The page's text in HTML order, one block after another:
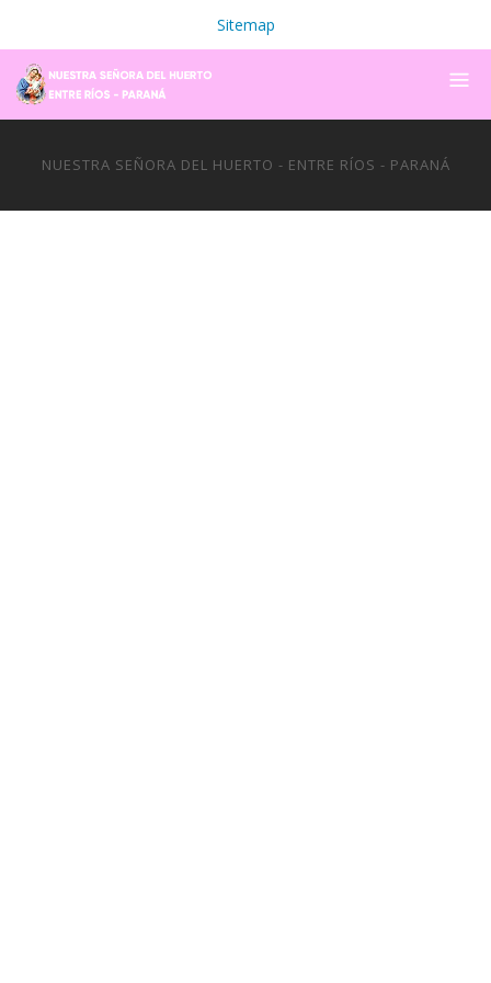
Sitemap
NUESTRA SEÑORA DEL HUERTO - ENTRE RÍOS - PARANÁ